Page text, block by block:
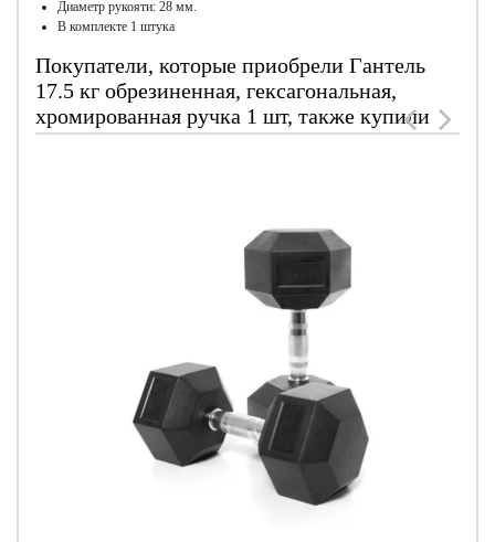
Диаметр рукояти: 28 мм.
В комплекте 1 штука
Покупатели, которые приобрели Гантель
17.5 кг обрезиненная, гексагональная,
хромированная ручка 1 шт, также купили